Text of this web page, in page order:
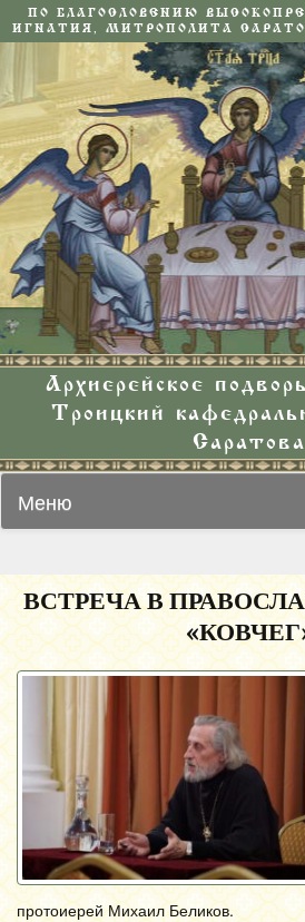
ПО БЛАГОСЛОВЕНИЮ
ИГНАТИЯ, МИТРОПОЛИТА
Архиерейское
Троицкий
Саратова
Меню
ВСТРЕЧА В
протоиерей Михаил Беликов.